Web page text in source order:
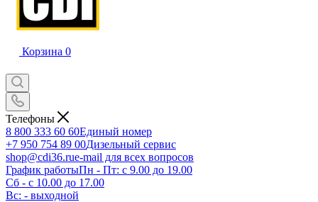
Корзина 0
Телефоны
8 800 333 60 60Единый номер
+7 950 754 89 00Дизельный сервис
shop@cdi36.rue-mail для всех вопросов
График работыПн - Пт: с 9.00 до 19.00
Сб - с 10.00 до 17.00
Вс: - выходной